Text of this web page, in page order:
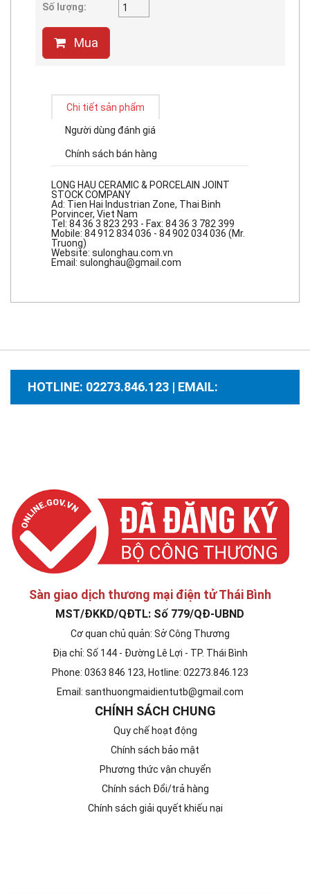
Số lượng:
Mua
Chi tiết sản phẩm
Người dùng đánh giá
Chính sách bán hàng
LONG HAU CERAMIC & PORCELAIN JOINT
STOCK COMPANY
Ad: Tien Hai Industrian Zone, Thai Binh
Porvincer, Viet Nam
Tel: 84 36 3 823 293 - Fax: 84 36 3 782 399
Mobile: 84 912 834 036 - 84 902 034 036 (Mr.
Truong)
Website: sulonghau.com.vn
Email: sulonghau@gmail.com
HOTLINE: 02273.846.123 | EMAIL:
Sàn giao dịch thương mại điện tử Thái Bình
MST/ĐKKD/QĐTL: Số 779/QĐ-UBND
Cơ quan chủ quản: Sở Công Thương
Địa chỉ: Số 144 - Đường Lê Lợi - TP. Thái Bình
Phone: 0363 846 123, Hotline: 02273.846.123
Email: santhuongmaidientutb@gmail.com
CHÍNH SÁCH CHUNG
Quy chế hoạt động
Chính sách bảo mật
Phương thức vận chuyển
Chính sách Đổi/trả hàng
Chính sách giải quyết khiếu nại